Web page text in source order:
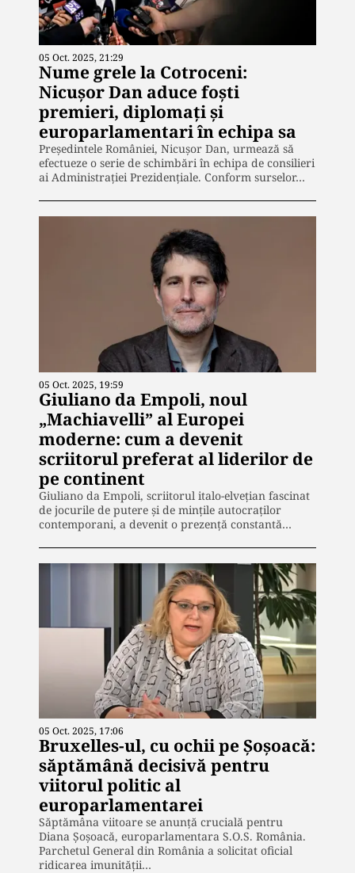
05 Oct. 2025, 21:29
Nume grele la Cotroceni:
Nicușor Dan aduce foști
premieri, diplomați și
europarlamentari în echipa sa
Președintele României, Nicușor Dan, urmează să
efectueze o serie de schimbări în echipa de consilieri
ai Administrației Prezidențiale. Conform surselor…
05 Oct. 2025, 19:59
Giuliano da Empoli, noul
„Machiavelli” al Europei
moderne: cum a devenit
scriitorul preferat al liderilor de
pe continent
Giuliano da Empoli, scriitorul italo-elvețian fascinat
de jocurile de putere și de mințile autocraților
contemporani, a devenit o prezență constantă…
05 Oct. 2025, 17:06
Bruxelles-ul, cu ochii pe Șoșoacă:
săptămână decisivă pentru
viitorul politic al
europarlamentarei
Săptămâna viitoare se anunță crucială pentru
Diana Șoșoacă, europarlamentara S.O.S. România.
Parchetul General din România a solicitat oficial
ridicarea imunității…